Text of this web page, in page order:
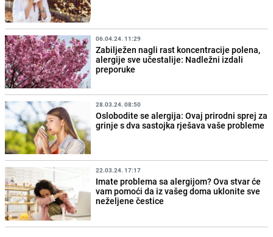
06.04.24. 11:29
Zabilježen nagli rast koncentracije polena,
alergije sve učestalije: Nadležni izdali
preporuke
28.03.24. 08:50
Oslobodite se alergija: Ovaj prirodni sprej za
grinje s dva sastojka rješava vaše probleme
22.03.24. 17:17
Imate problema sa alergijom? Ova stvar će
vam pomoći da iz vašeg doma uklonite sve
neželjene čestice